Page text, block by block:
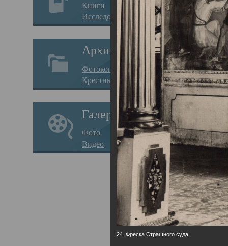
Книги
Исследования
Архив
Фотокопии дел
Крестные ходы
Галерея
Фото
Видео
24. Фреска Страшного суда.